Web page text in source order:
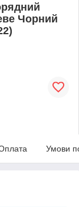
Чорний
Умови